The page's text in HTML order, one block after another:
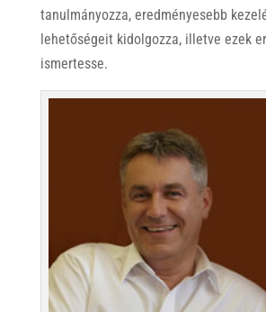
tanulmányozza, eredményesebb
lehetőségeit kidolgozza, illetve ezek
ismertesse.